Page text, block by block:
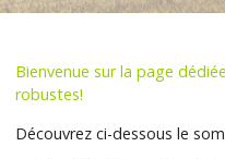
Bienvenue sur la page
robustes!
Découvrez ci-dessous le